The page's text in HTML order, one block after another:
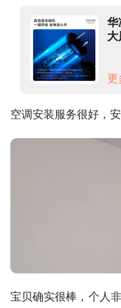
华
更
空调安装服务很好，
宝贝确实很棒，个人